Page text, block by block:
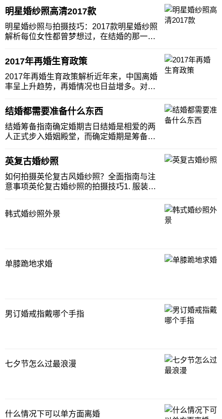
明星婚纱照高清2017款
明星婚纱照与拍摄技巧：2017款明星婚纱照
解析每位女性都曾梦想过，在结婚的那一
婚姻的殿堂。明星也不例外，他们的婚纱照
往往成为大众关注的焦点。本文将为您解析
2017年明星婚纱照的经典款式，并提供一些
婚纱照
2017年再婚生育政策
2017年再婚生育政策解析近年来，中国离婚
率呈上升趋势，再婚情况也日益增多。对于
建立良好婚姻关系的基础。当再婚夫妻感情
融洽，有生育共同子女的意愿时，会参考再
婚生育政策来做决策。政策背景与差异在
2017年
结婚都需要准备什么东西
结婚筹备指南确定婚期吉日结婚是相爱的两
人正式步入婚姻殿堂，而确定婚期是筹备婚
与，参照老黄历挑选吉日。例如在一些地
区，会避开传统的鬼月等特殊月份，选择寓
意吉祥的日子，像农历的双数月份和初六、
初八、十八等日
英复古婚纱照
如何拍摄英伦复古风婚纱照？全面指南与注
意事项英伦复古婚纱照的拍摄技巧1. 服装选
经典服饰，例如维多利亚时期的长袖蕾丝婚
韩式婚纱照外景
单膝跪地求婚
男订婚戒指戴哪个手指
七夕节怎么过最浪漫
什么情况下可以单方面离婚